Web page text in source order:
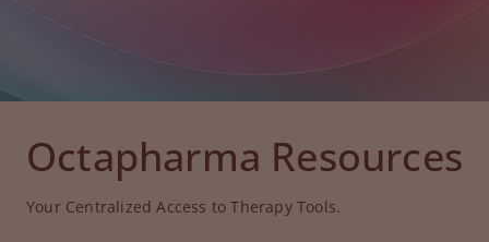
Octapharma Resources
Your Centralized Access to Therapy Tools.